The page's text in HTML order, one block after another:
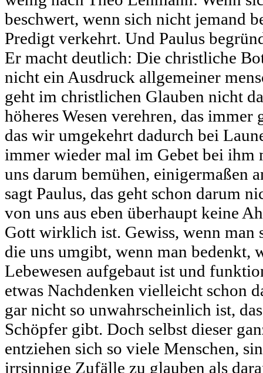
beschwert, wenn sich nicht jemand
Predigt verkehrt. Und Paulus
Er macht deutlich: Die christliche
nicht ein Ausdruck allgemeiner
geht im christlichen Glauben nicht
höheres Wesen verehren, das immer
das wir umgekehrt dadurch bei
immer wieder mal im Gebet bei ihm
uns darum bemühen, einigermaßen
sagt Paulus, das geht schon darum
von uns aus eben überhaupt keine
Gott wirklich ist. Gewiss, wenn man
die uns umgibt, wenn man bedenkt,
Lebewesen aufgebaut ist und
etwas Nachdenken vielleicht schon
gar nicht so unwahrscheinlich ist,
Schöpfer gibt. Doch selbst dieser
entziehen sich so viele Menschen,
irrsinnige Zufälle zu glauben als